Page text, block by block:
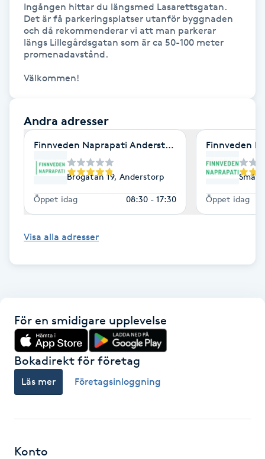
Gel naglar
Gellack
Gellack med förstärkning
Gravidmassage
Gravidyoga
Gruppträning
Gua Sha-massage
Headspa
Healing
HIFU
Ingången hittar du längsmed Lasarettsgatan.
Det är få parkeringsplatser utanför byggnaden
och då rekommenderar vi att man parkerar
längs Lillegårdsgatan som är ca 50-100 meter
promenadavstånd.
Välkommen!
Andra adresser
Finnveden Naprapati Anderstorp
Brogatan 19, Anderstorp
Öppet idag 08:30 - 17:30
Finnveden
Öppet idag
Visa alla adresser
För en smidigare upplevelse
Bokadirekt för företag
Läs mer Företagsinloggning
Konto